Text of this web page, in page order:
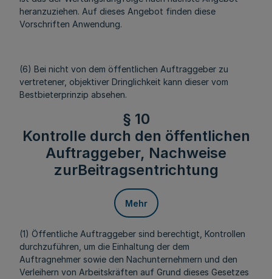
heranzuziehen. Auf dieses Angebot finden diese
Vorschriften Anwendung.
(6) Bei nicht von dem öffentlichen Auftraggeber zu
vertretener, objektiver Dringlichkeit kann dieser vom
Bestbieterprinzip absehen.
§ 10
Kontrolle durch den öffentlichen
Auftraggeber, Nachweise
zurBeitragsentrichtung
Mehr
(1) Öffentliche Auftraggeber sind berechtigt, Kontrollen
durchzuführen, um die Einhaltung der dem
Auftragnehmer sowie den Nachunternehmern und den
Verleihern von Arbeitskräften auf Grund dieses Gesetzes